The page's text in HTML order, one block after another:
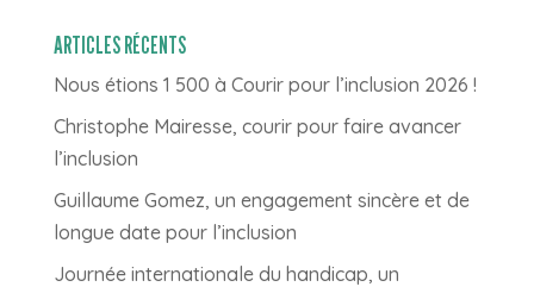
ARTICLES RÉCENTS
Nous étions 1 500 à Courir pour l’inclusion 2026 !
Christophe Mairesse, courir pour faire avancer
l’inclusion
Guillaume Gomez, un engagement sincère et de
longue date pour l’inclusion
Journée internationale du handicap, un